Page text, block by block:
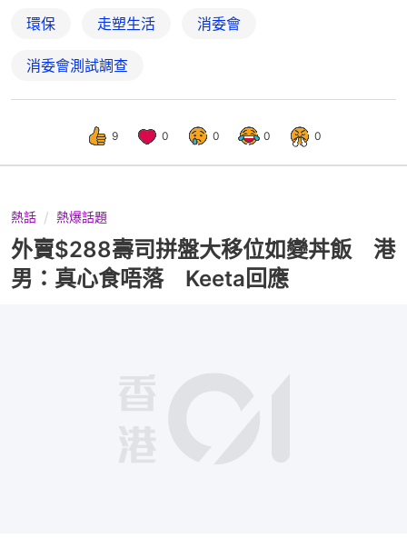
環保 走塑生活 消委會
消委會測試調查
9 0 0 0 0
熱話 熱爆話題
外賣$288壽司拼盤大移位如變丼飯 港
男：真心食唔落 Keeta回應